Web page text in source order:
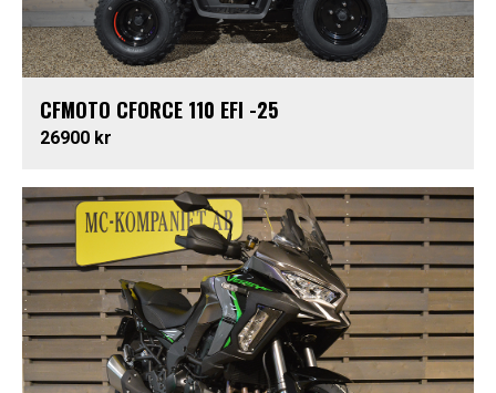
CFMOTO CFORCE 110 EFI -25
26900 kr